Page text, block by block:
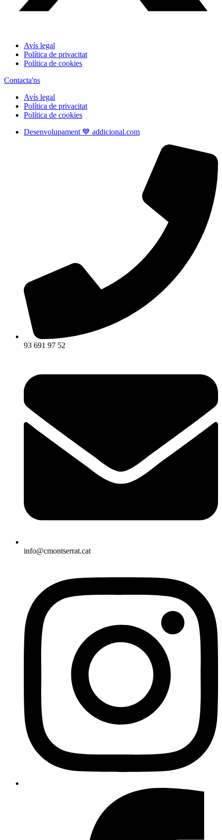
Avís legal
Política de privacitat
Política de cookies
Contacta'ns
Avís legal
Política de privacitat
Política de cookies
Desenvolupament 💙 addicional.com
93 691 97 52
info@cmontserrat.cat